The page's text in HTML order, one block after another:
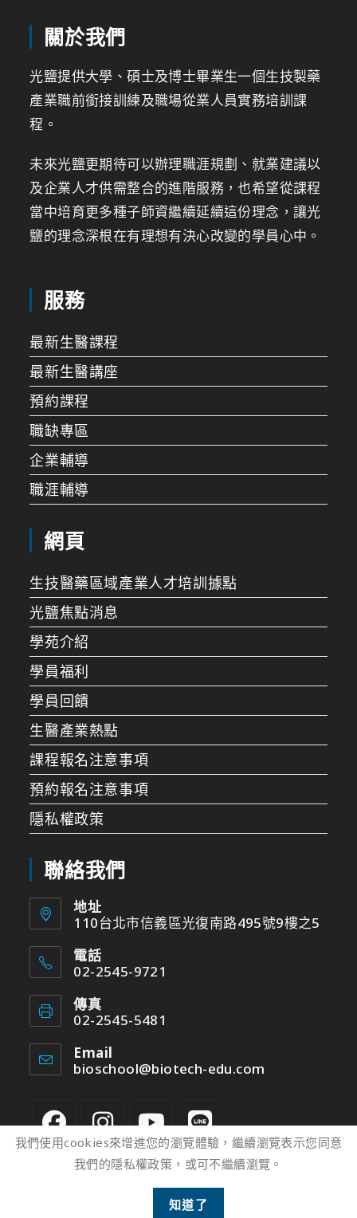
關於我們
光鹽提供大學、碩士及博士畢業生一個生技製藥
產業職前銜接訓練及職場從業人員實務培訓課
程。
未來光鹽更期待可以辦理職涯規劃、就業建議以
及企業人才供需整合的進階服務，也希望從課程
當中培育更多種子師資繼續延續這份理念，讓光
鹽的理念深根在有理想有決心改變的學員心中。
服務
最新生醫課程
最新生醫講座
預約課程
職缺專區
企業輔導
職涯輔導
網頁
生技醫藥區域產業人才培訓據點
光鹽焦點消息
學苑介紹
學員福利
學員回饋
生醫產業熱點
課程報名注意事項
預約報名注意事項
隱私權政策
聯絡我們
地址
110台北市信義區光復南路495號9樓之5
電話
02-2545-9721
傳真
02-2545-5481
Email
bioschool@biotech-edu.com
版權所有 © 2022 台灣光鹽生物科技學苑
我們使用cookies來增進您的瀏覽體驗，繼續瀏覽表示您同意
我們的隱私權政策，或可不繼續瀏覽。
知道了